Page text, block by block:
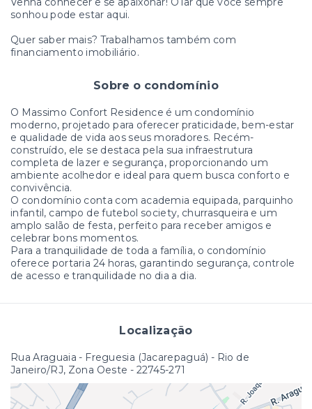
sonhou pode estar aqui.
Quer saber mais? Trabalhamos também com
financiamento imobiliário.
Sobre o condomínio
O Massimo Confort Residence é um condomínio
moderno, projetado para oferecer praticidade, bem-estar
e qualidade de vida aos seus moradores. Recém-
construído, ele se destaca pela sua infraestrutura
completa de lazer e segurança, proporcionando um
ambiente acolhedor e ideal para quem busca conforto e
convivência.
O condomínio conta com academia equipada, parquinho
infantil, campo de futebol society, churrasqueira e um
amplo salão de festa, perfeito para receber amigos e
celebrar bons momentos.
Para a tranquilidade de toda a família, o condomínio
oferece portaria 24 horas, garantindo segurança, controle
de acesso e tranquilidade no dia a dia.
Localização
Rua Araguaia - Freguesia (Jacarepaguá) - Rio de
Janeiro/RJ, Zona Oeste - 22745-271